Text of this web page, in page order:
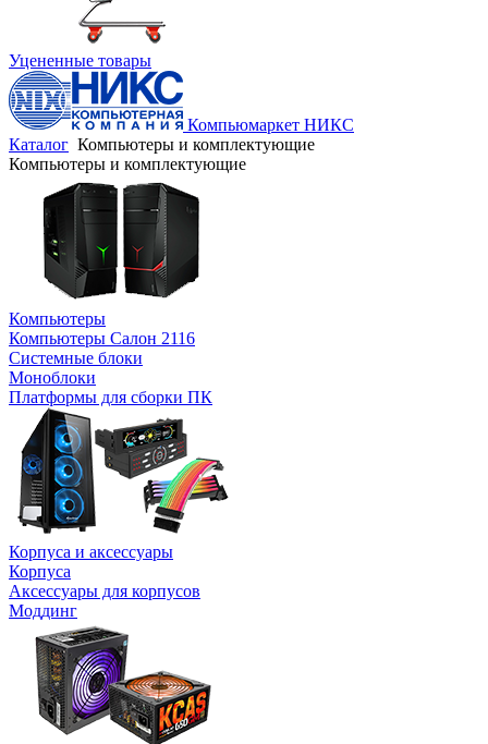
Уцененные товары
Компьюмаркет НИКС
Каталог Компьютеры и комплектующие
Компьютеры и комплектующие
Компьютеры
Компьютеры Салон 2116
Системные блоки
Моноблоки
Платформы для сборки ПК
Корпуса и аксессуары
Корпуса
Аксессуары для корпусов
Моддинг